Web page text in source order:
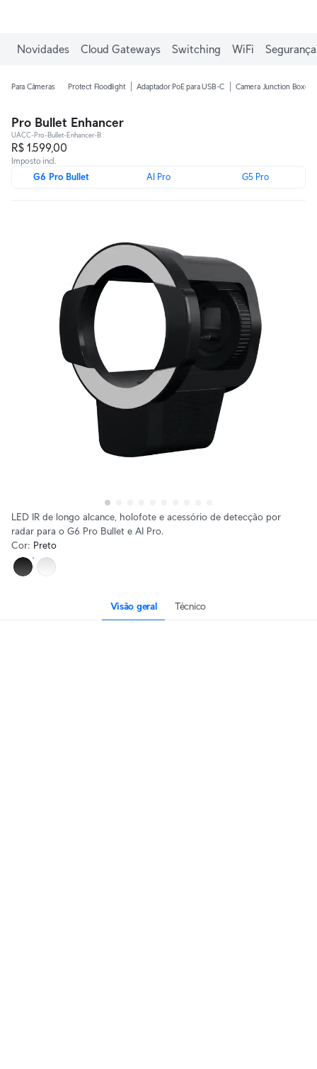
Novidades Cloud Gateways Switching WiFi
Para Câmeras Protect Floodlight Adaptador PoE para USB-C Camera Junction Boxes
Pro Bullet Enhancer
UACC-Pro-Bullet-Enhancer-B
R$ 1.599,00
Imposto incl.
G6 Pro Bullet AI Pro G5 Pro
LED IR de longo alcance, holofote e acessório de detecção por
radar para o G6 Pro Bullet e AI Pro.
Cor: Preto
Visão geral Técnico